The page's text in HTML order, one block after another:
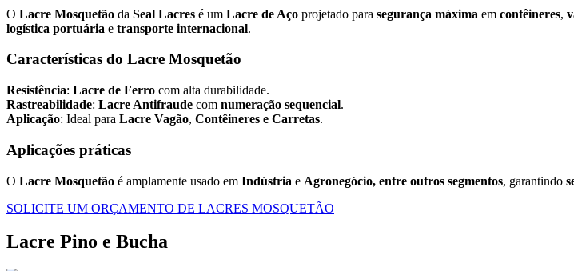
O Lacre Mosquetão da Seal Lacres é um Lacre de Aço projetado para segurança máxima em contêineres,
logística portuária e transporte internacional.
Características do Lacre Mosquetão
Resistência: Lacre de Ferro com alta durabilidade.
Rastreabilidade: Lacre Antifraude com numeração sequencial.
Aplicação: Ideal para Lacre Vagão, Contêineres e Carretas.
Aplicações práticas
O Lacre Mosquetão é amplamente usado em Indústria e Agronegócio, entre outros segmentos, garantindo
SOLICITE UM ORÇAMENTO DE LACRES MOSQUETÃO
Lacre Pino e Bucha